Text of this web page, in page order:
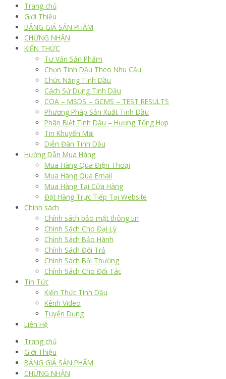
Trang chủ
Giới Thiệu
BẢNG GIÁ SẢN PHẨM
CHỨNG NHẬN
KIẾN THỨC
Tư Vấn Sản Phẩm
Chọn Tinh Dầu Theo Nhu Cầu
Chức Năng Tinh Dầu
Cách Sử Dụng Tinh Dầu
COA – MSDS – GCMS – TEST RESULTS
Phương Pháp Sản Xuất Tinh Dầu
Phân Biệt Tinh Dầu – Hương Tổng Hợp
Tin Khuyến Mãi
Diễn Đàn Tinh Dầu
Hướng Dẫn Mua Hàng
Mua Hàng Qua Điện Thoại
Mua Hàng Qua Email
Mua Hàng Tại Cửa Hàng
Đặt Hàng Trực Tiếp Tại Website
Chính sách
Chính sách bảo mật thông tin
Chính Sách Cho Đại Lý
Chính Sách Bảo Hành
Chính Sách Đổi Trả
Chính Sách Bồi Thường
Chính Sách Cho Đối Tác
Tin Tức
Kiến Thức Tinh Dầu
Kênh Video
Tuyển Dụng
Liên Hệ
Trang chủ
Giới Thiệu
BẢNG GIÁ SẢN PHẨM
CHỨNG NHẬN